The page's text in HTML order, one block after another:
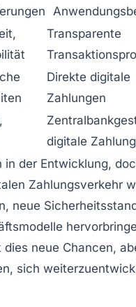
Transparente
Direkte digitale
Zahlungen
digitale
in der Entwicklung,
Zahlungsverkehr
neue
neue Chancen,
sich